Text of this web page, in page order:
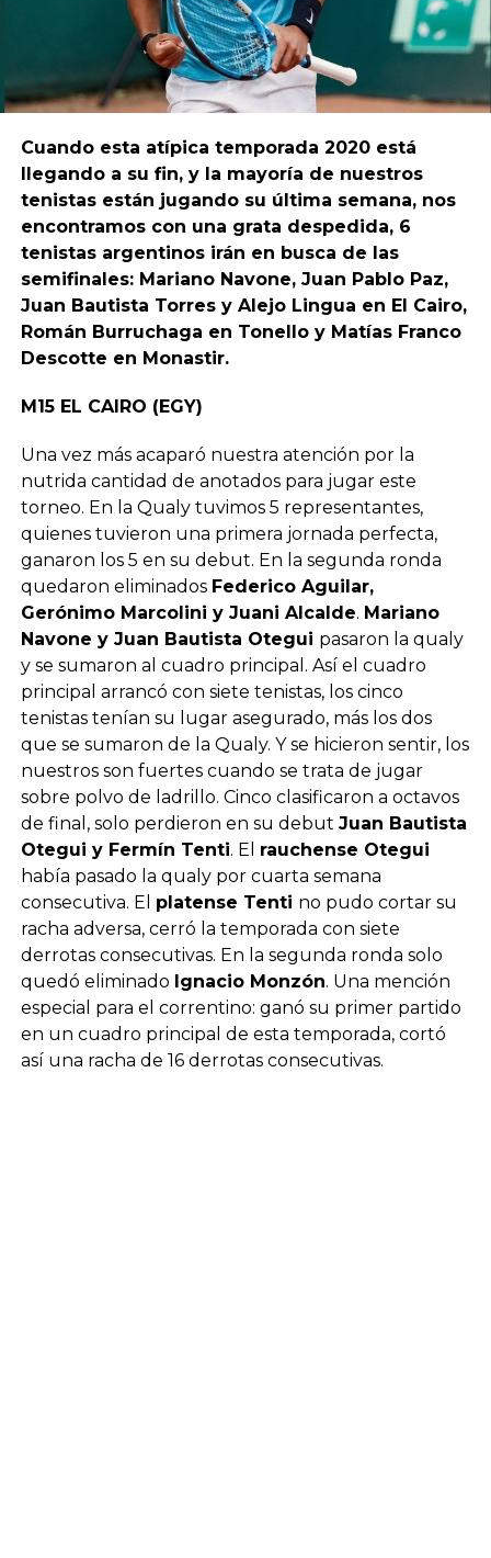
Cuando esta atípica temporada 2020 está
llegando a su fin, y la mayoría de nuestros
tenistas están jugando su última semana, nos
encontramos con una grata despedida, 6
tenistas argentinos irán en busca de las
semifinales: Mariano Navone, Juan Pablo Paz,
Juan Bautista Torres y Alejo Lingua en El Cairo,
Román Burruchaga en Tonello y Matías Franco
Descotte en Monastir.
M15 EL CAIRO (EGY)
Una vez más acaparó nuestra atención por la
nutrida cantidad de anotados para jugar este
torneo. En la Qualy tuvimos 5 representantes,
quienes tuvieron una primera jornada perfecta,
ganaron los 5 en su debut. En la segunda ronda
quedaron eliminados Federico Aguilar,
Gerónimo Marcolini y Juani Alcalde. Mariano
Navone y Juan Bautista Otegui pasaron la qualy
y se sumaron al cuadro principal. Así el cuadro
principal arrancó con siete tenistas, los cinco
tenistas tenían su lugar asegurado, más los dos
que se sumaron de la Qualy. Y se hicieron sentir, los
nuestros son fuertes cuando se trata de jugar
sobre polvo de ladrillo. Cinco clasificaron a octavos
de final, solo perdieron en su debut Juan Bautista
Otegui y Fermín Tenti. El rauchense Otegui
había pasado la qualy por cuarta semana
consecutiva. El platense Tenti no pudo cortar su
racha adversa, cerró la temporada con siete
derrotas consecutivas. En la segunda ronda solo
quedó eliminado Ignacio Monzón. Una mención
especial para el correntino: ganó su primer partido
en un cuadro principal de esta temporada, cortó
así una racha de 16 derrotas consecutivas.